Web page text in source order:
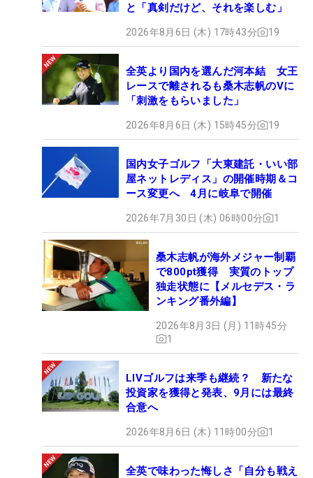
と「真剣だけど、それを楽しむ」
2026年8月6日 (木) 17時43分 19
全英より国内を選んだ河本結 女王
レースで離されるも桑木志帆のVに
「刺激をもらいました」
2026年8月6日 (木) 15時45分 19
国内女子ゴルフ「大東建託・いい部
屋ネットレディス」の開催時期＆コ
ース変更へ 4月に岐阜で開催
2026年7月30日 (木) 06時00分 1
桑木志帆が海外メジャー制覇
で800pt獲得 実質のトップ
独走状態に【メルセデス・ラ
ンキング番外編】
2026年8月3日 (月) 11時45分
1
LIVゴルフは来季も継続？ 新たな
投資家を獲得と発表、9月には最終
合意へ
2026年8月6日 (木) 11時00分 1
全英で味わった悔しさ「自分も戦え